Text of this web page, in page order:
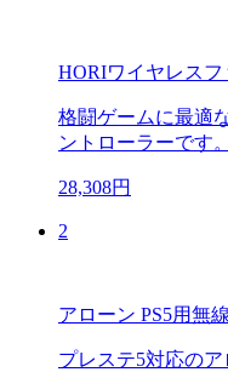
HORIワイヤレスフ
格闘ゲームに最適
ントローラーです。
28,308円
2
アローン PS5用無
プレステ5対応の